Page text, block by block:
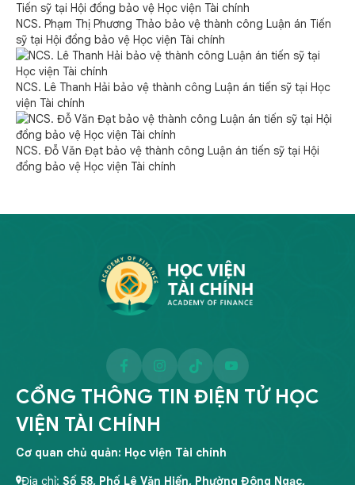
NCS. Phạm Thị Phương Thảo bảo vệ thành công Luận án Tiến
sỹ tại Hội đồng bảo vệ Học viện Tài chính
NCS. Lê Thanh Hải bảo vệ thành công Luận án tiến sỹ tại Học
viện Tài chính
NCS. Đỗ Văn Đạt bảo vệ thành công Luận án tiến sỹ tại Hội
đồng bảo vệ Học viện Tài chính
CỔNG THÔNG TIN ĐIỆN TỬ HỌC
VIỆN TÀI CHÍNH
Cơ quan chủ quản: Học viện Tài chính
Địa chỉ: Số 58, Phố Lê Văn Hiến, Phường Đông Ngạc,